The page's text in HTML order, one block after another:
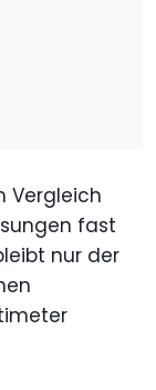
Vergleich
fast
nur der